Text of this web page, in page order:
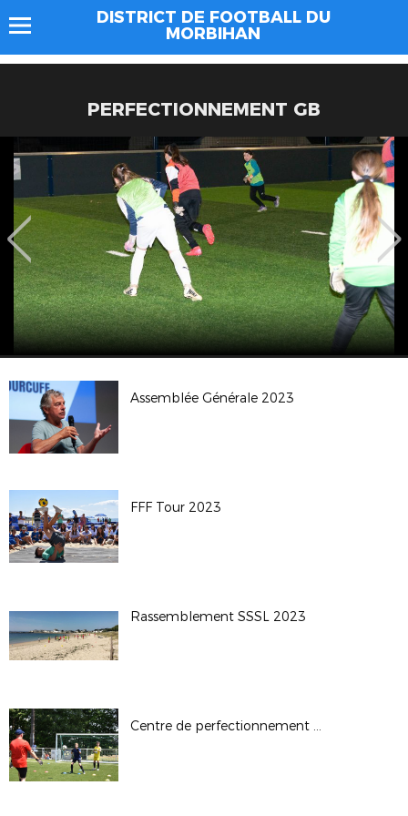
DISTRICT DE FOOTBALL DU
MORBIHAN
PERFECTIONNEMENT GB
Assemblée Générale 2023
FFF Tour 2023
Rassemblement SSSL 2023
Centre de perfectionnement GDB